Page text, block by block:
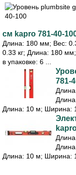
см kapro 781-40-
Длина: 180 мм; Вес:
0.33 кг; Длина: 180
в упаковке: 6 ...
781-
Длина: 10 м; Ширина:
Длина: 10 м; Ширина: